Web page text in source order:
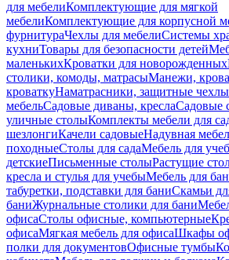
для мебелиКомплектующие для мягкой
мебелиКомплектующие для корпусной
фурнитураЧехлы для мебелиСистемы
кухниТовары для безопасности детей
маленькихКроватки для новорожденных
столики, комоды, матрасыМанежи,
кроваткуНаматрасники, защитные
мебельСадовые диваны, креслаСадовые
уличные столыКомплекты мебели для
шезлонгиКачели садовыеНадувная
походныеСтолы для садаМебель для
детскиеПисьменные столыРастущие
кресла и стулья для учебыМебель для
табуретки, подставки для баниСкамьи
баниЖурнальные столики для бани
офисаСтолы офисные, компьютерные
офисаМягкая мебель для офисаШкафы
полки для документовОфисные тумбы